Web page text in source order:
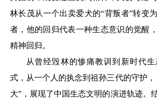
林长茂从一个出卖爱犬的“背叛者”转变
者，他的回归代表一种生态意识的觉醒
精神回归。
从曾经毁林的惨痛教训到新时代
式，从一个人的执念到祖孙三代的守护
大”，展现了中国生态文明的演进轨迹。